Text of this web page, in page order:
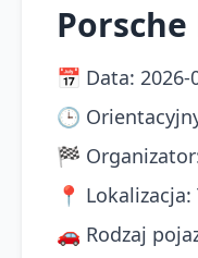
📅 Data: 2026-
🕒
🏁 Organizator
📍 Lokalizacja:
🚗 Rodzaj